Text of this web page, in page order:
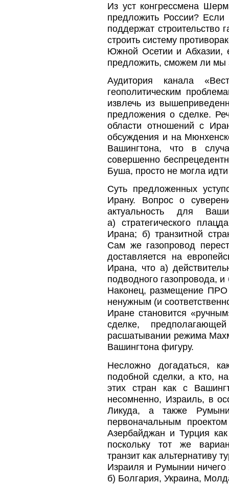
Из уст конгрессмена
предложить России?
поддержат строительство
строить систему
Южной Осетии и Абхазии,
предложить, сможем ли мы
Аудитория канала
геополитическим
извлечь из
предложения о сделке.
области отношений с
обсуждения и на
Вашингтона, что в
совершенно
Буша, просто не могла идти
Суть предложенных
Ирану. Вопрос о
актуальность для
а) стратегического
Ирана; б) транзитной
Сам же газопровод
доставляется на
Ирана, что а)
подводного газопровода,
Наконец, размещение ПРО
ненужным (и
Иране становится
сделке,
расшатывании режима
Вашингтона фигуру.
Несложно догадаться,
подобной сделки, а кто,
этих стран как с
несомненно, Израиль, в
Ликуда, а также
первоначальным
Азербайджан и Турция
поскольку тот же
транзит как альтернативу
Израиля и Румынии
б) Болгария, Украина,